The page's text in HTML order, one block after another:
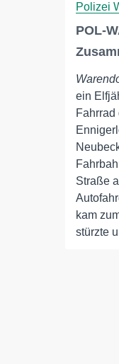
Polizei
POL-
ein
Straße
kam
stürzte